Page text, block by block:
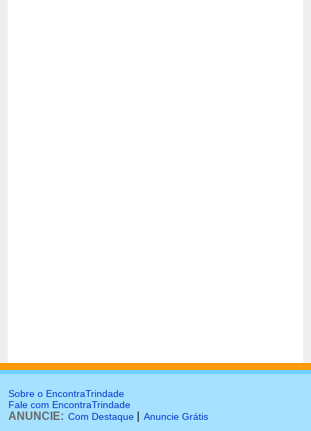
Sobre o EncontraTrindade
Fale com EncontraTrindade
ANUNCIE: Com Destaque Anuncie Grátis